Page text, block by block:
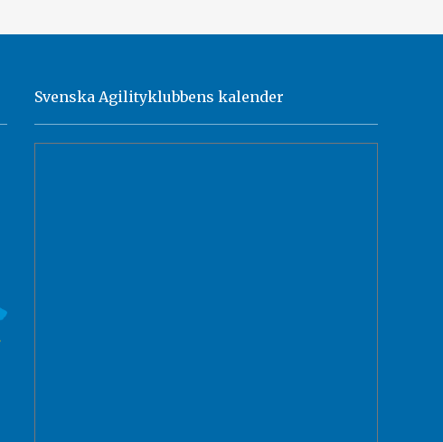
Svenska Agilityklubbens kalender